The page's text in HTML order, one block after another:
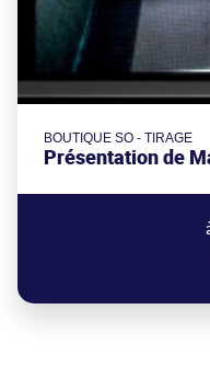
BOUTIQUE SO - TIRAGE
Présentation de